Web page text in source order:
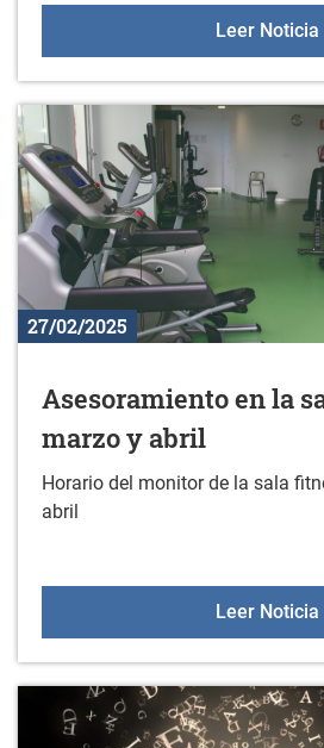
Leer Noticia
27/02/2025
Asesoramiento en la
marzo y abril
Horario del monitor de la sala
abril
Leer Noticia